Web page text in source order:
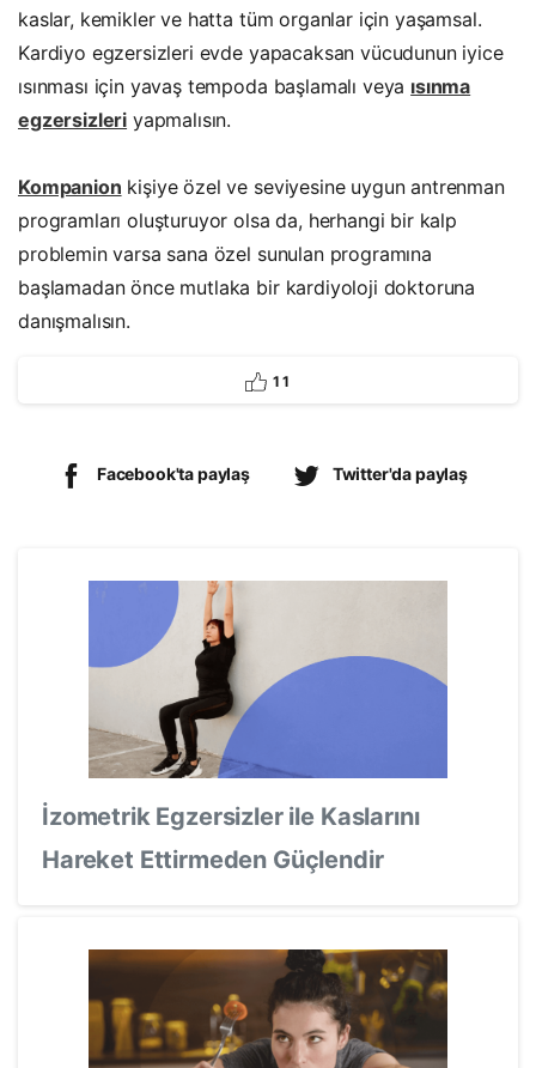
kaslar, kemikler ve hatta tüm organlar için yaşamsal.
Kardiyo egzersizleri evde yapacaksan vücudunun iyice
ısınması için yavaş tempoda başlamalı veya ısınma
egzersizleri yapmalısın.
Kompanion kişiye özel ve seviyesine uygun antrenman
programları oluşturuyor olsa da, herhangi bir kalp
problemin varsa sana özel sunulan programına
başlamadan önce mutlaka bir kardiyoloji doktoruna
danışmalısın.
1 1
Facebook'ta paylaş Twitter'da paylaş
İzometrik Egzersizler ile Kaslarını
Hareket Ettirmeden Güçlendir